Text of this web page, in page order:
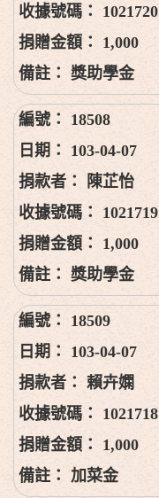
1021720
1,000
獎助學金
18508
103-04-07
陳芷怡
1021719
1,000
獎助學金
18509
103-04-07
賴卉嫻
1021718
1,000
加菜金